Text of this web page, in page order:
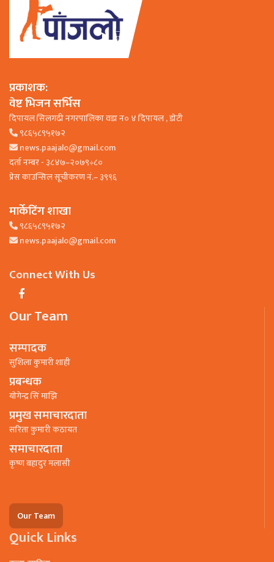
प्रकाशक:
वेष्ट भिजन सर्भिस
दिपायल सिलगढी नगरपालिका वडा न० ४ दिपायल , डाेटी
९८६५८९५१७२
news.paajalo@gmail.com
दर्ता नम्बर - ३८४७–२०७९÷८०
प्रेस काउन्सिल सूचीकरण नं.– ३९९६
मार्केटिंग शाखा
९८६५८९५१७२
news.paajalo@gmail.com
Connect With Us
Our Team
सम्पादक
सुशिला कुमारी शाही
प्रबन्धक
याेगेन्द्र सिं माझि
प्रमुख समाचारदाता
सरिता कुमारी कठायत
समाचारदाता
कृष्ण बहादुर मलासी
Our Team
Quick Links